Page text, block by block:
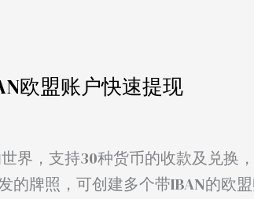
欧盟账户快速提现
界，支持30种货币的收款及兑换
牌照，可创建多个带IBAN的欧